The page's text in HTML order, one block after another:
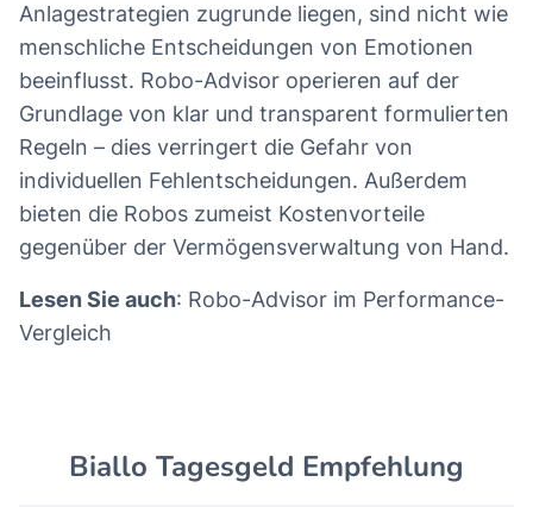
Anlagestrategien zugrunde liegen, sind nicht wie
menschliche Entscheidungen von Emotionen
beeinflusst. Robo-Advisor operieren auf der
Grundlage von klar und transparent formulierten
Regeln – dies verringert die Gefahr von
individuellen Fehlentscheidungen. Außerdem
bieten die Robos zumeist Kostenvorteile
gegenüber der Vermögensverwaltung von Hand.
Lesen Sie auch: Robo-Advisor im Performance-
Vergleich
Biallo Tagesgeld Empfehlung